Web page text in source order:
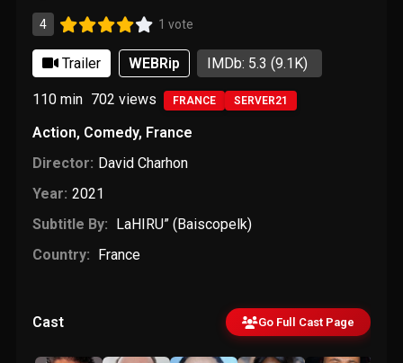
4 1 vote
Trailer WEBRip IMDb: 5.3(9.1K)
110 min 702 views FRANCE SERVER21
Action, Comedy, France
Director: David Charhon
Year: 2021
Subtitle By:
LaHIRU” (Baiscopelk)
Country:
France
Cast Go Full Cast Page